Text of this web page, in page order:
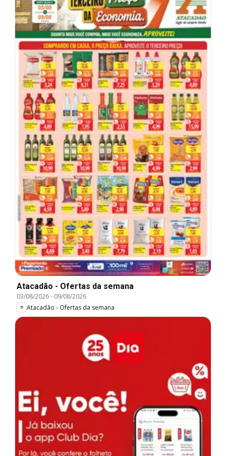
Atacadão - Ofertas da semana
03/08/2026- 09/08/2026
Atacadão - Ofertas da semana